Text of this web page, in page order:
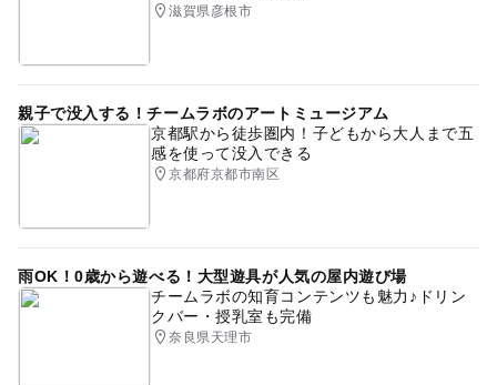
滋賀県彦根市
親子で没入する！チームラボのアートミュージアム
京都駅から徒歩圏内！子どもから大人まで五
感を使って没入できる
京都府京都市南区
雨OK！0歳から遊べる！大型遊具が人気の屋内遊び場
チームラボの知育コンテンツも魅力♪ドリン
クバー・授乳室も完備
奈良県天理市